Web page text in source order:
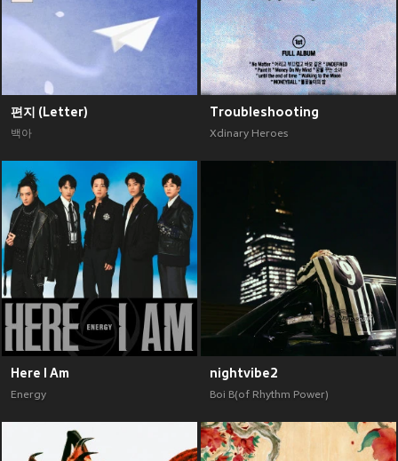
편지 (Letter)
백아
Troubleshooting
Xdinary Heroes
Here I Am
Energy
nightvibe2
Boi B(of Rhythm Power)